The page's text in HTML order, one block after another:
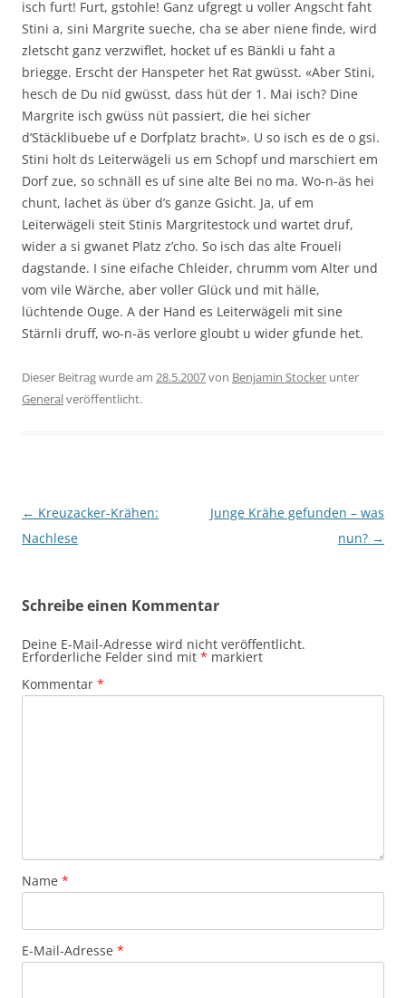
isch furt! Furt, gstohle! Ganz ufgregt u voller Angscht faht
Stini a, sini Margrite sueche, cha se aber niene finde, wird
zletscht ganz verzwiflet, hocket uf es Bänkli u faht a
briegge. Erscht der Hanspeter het Rat gwüsst. «Aber Stini,
hesch de Du nid gwüsst, dass hüt der 1. Mai isch? Dine
Margrite isch gwüss nüt passiert, die hei sicher
d’Stäcklibuebe uf e Dorfplatz bracht». U so isch es de o gsi.
Stini holt ds Leiterwägeli us em Schopf und marschiert em
Dorf zue, so schnäll es uf sine alte Bei no ma. Wo-n-äs hei
chunt, lachet äs über d’s ganze Gsicht. Ja, uf em
Leiterwägeli steit Stinis Margritestock und wartet druf,
wider a si gwanet Platz z’cho. So isch das alte Froueli
dagstande. I sine eifache Chleider, chrumm vom Alter und
vom vile Wärche, aber voller Glück und mit hälle,
lüchtende Ouge. A der Hand es Leiterwägeli mit sine
Stärnli druff, wo-n-äs verlore gloubt u wider gfunde het.
Dieser Beitrag wurde am 28.5.2007von Benjamin Stocker unter
Generalveröffentlicht.
Beitragsnavigation
← Kreuzacker-Krähen:
Nachlese
Junge Krähe gefunden – was
nun? →
Schreibe einen Kommentar
Deine E-Mail-Adresse wird nicht veröffentlicht.
Erforderliche Felder sind mit * markiert
Kommentar *
Name *
E-Mail-Adresse *